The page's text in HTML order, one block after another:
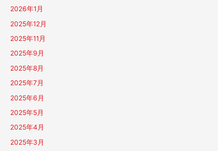
2026年1月
2025年12月
2025年11月
2025年9月
2025年8月
2025年7月
2025年6月
2025年5月
2025年4月
2025年3月